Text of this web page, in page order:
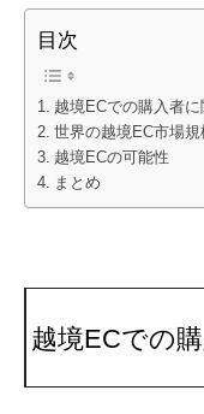
目次
越境ECでの購入者に
世界の越境EC市場規
越境ECの可能性
まとめ
越境ECでの